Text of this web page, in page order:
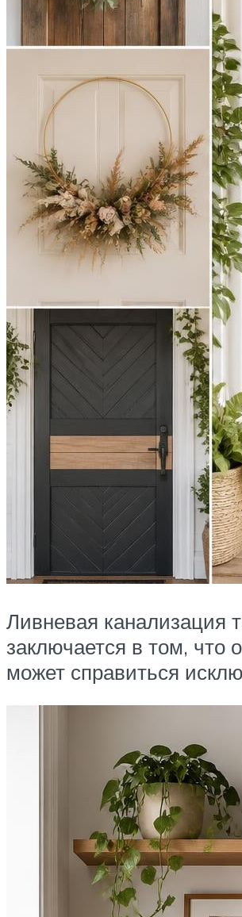
Ливневая канализация
заключается в том, что
может справиться